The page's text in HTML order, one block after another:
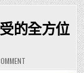
的全方位
ON
雪